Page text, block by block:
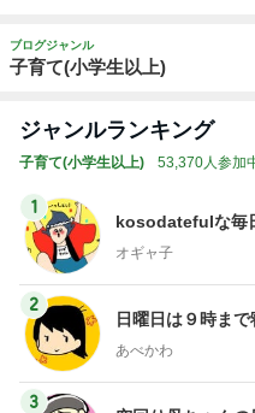
ブログジャンル
子育て(小学生以上)
ジャンルランキング
子育て(小学生以上) 53,370人参加
1
kosodatefulな毎
オギャ子
2
日曜日は９時まで
あべかわ
3